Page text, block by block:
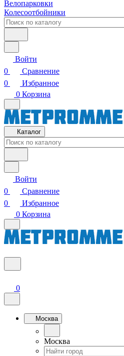
Велопарковки
Колесоотбойники
Войти
0
Сравнение
0
Избранное
0 Корзина
Каталог
Войти
0
Сравнение
0
Избранное
0 Корзина
0
Москва
Москва